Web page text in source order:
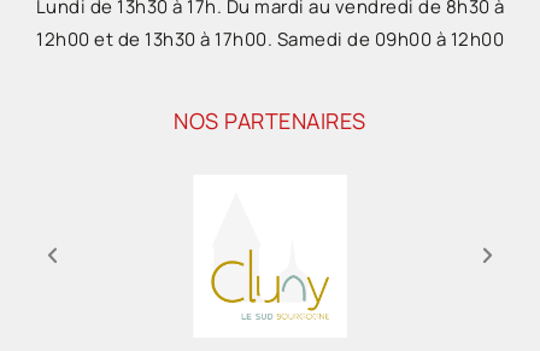
Lundi de 13h30 à 17h. Du mardi au vendredi de 8h30 à
12h00 et de 13h30 à 17h00. Samedi de 09h00 à 12h00
NOS PARTENAIRES